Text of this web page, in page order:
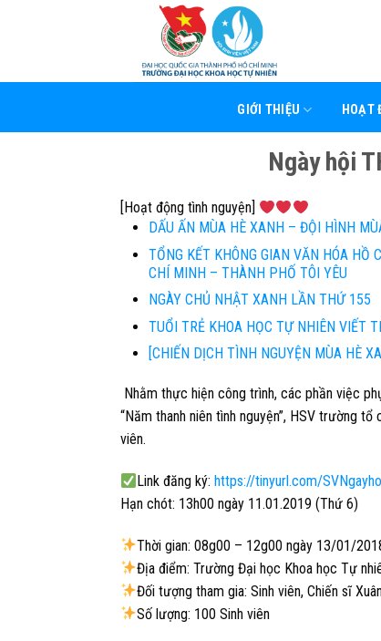
GIỚI THIỆU HOẠT
Ngày hội
[Hoạt động tình nguyện]
DẤU ẤN MÙA HÈ XANH – ĐỘI HÌNH
TỔNG KẾT KHÔNG GIAN VĂN HÓA HỒ
CHÍ MINH – THÀNH PHỐ TÔI YÊU
NGÀY CHỦ NHẬT XANH LẦN THỨ 155
TUỔI TRẺ KHOA HỌC TỰ NHIÊN VIẾT
[CHIẾN DỊCH TÌNH NGUYỆN MÙA HÈ
Nhằm thực hiện công trình, các phần việc
“Năm thanh niên tình nguyện”, HSV trường
viên.
Link đăng ký:https://tinyurl.com/
Hạn chót: 13h00 ngày 11.01.2019 (Thứ 6)
Thời gian: 08g00 – 12g00 ngày 13/01/
Địa điểm: Trường Đại học Khoa học Tự
Đối tượng tham gia: Sinh viên, Chiến sĩ
Số lượng: 100 Sinh viên